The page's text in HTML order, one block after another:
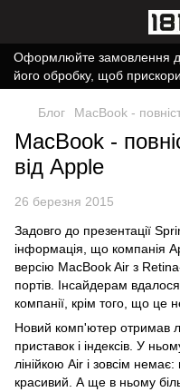
Оформлюйте замовлення
його обробку, щоб
Блог MacBook -
MacBook -
від Apple
26 березня 2015
Задовго до презентації
інформація, що компанія
версію MacBook Air з
портів. Інсайдерам
компанії, крім того, що це
Новий комп'ютер отримав
приставок і індексів. У
лінійкою Air і зовсім
красивий. А ще в ньому